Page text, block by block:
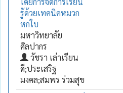
รู้ด้วยเทคนิคหมวก
หกใบ
มหาวิทยาลัย
ศิลปากร
วัชรา เล่าเรียน
ดี;ประเสริฐ
มงคล;สมพร ร่วมสุข